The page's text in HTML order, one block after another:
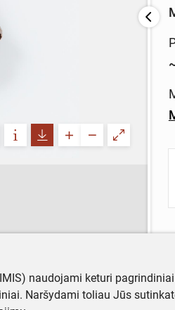
naudojami keturi
Naršydami toliau Jūs